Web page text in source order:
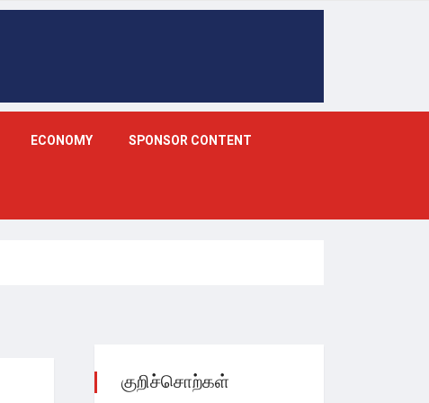
ECONOMY SPONSOR CONTENT
குறிச்சொற்கள்